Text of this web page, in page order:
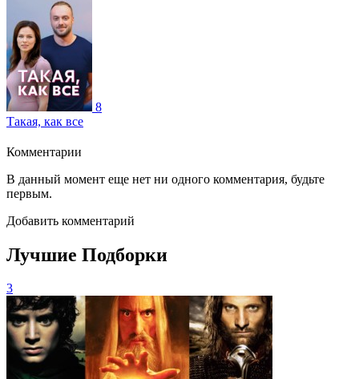
8
Такая, как все
Комментарии
В данный момент еще нет ни одного комментария, будьте
первым.
Добавить комментарий
Лучшие Подборки
3